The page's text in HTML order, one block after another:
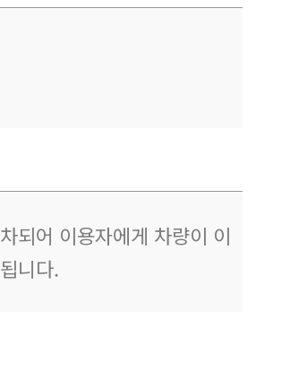
되어 이용자에게 차량이 이
니다.